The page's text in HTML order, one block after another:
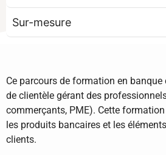
Sur-mesure
Ce parcours de formation en
de clientèle gérant des
commerçants, PME). Cette
les produits bancaires et les
clients.